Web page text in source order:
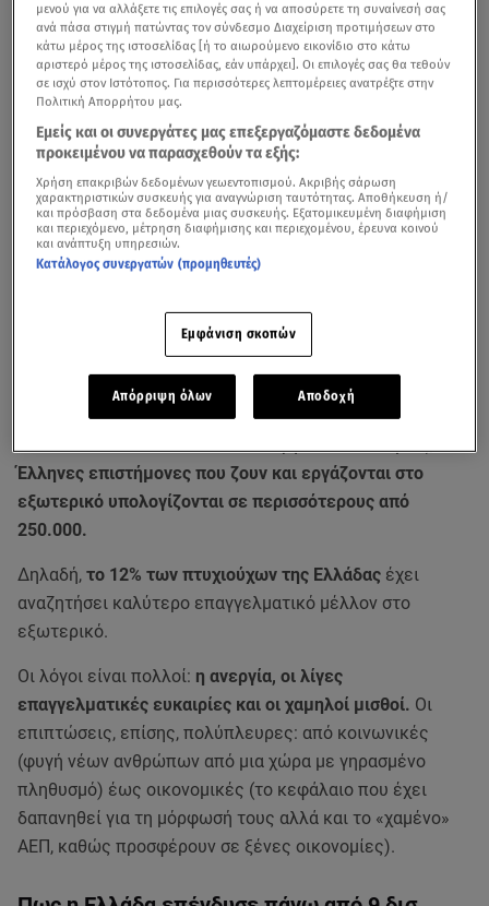
Φανταστείτε μια πόλη, λίγο μικρότερη σε πληθυσμό από
την Πάτρα, στην οποία κατοικούν μονάχα επιστήμονες.
Αφαιρέστε την από τον χάρτη και έχετε μια εικόνα για
τομέγεθος του brain drain, δηλαδή της φυγής των
επιστημόνων στο εξωτερικό, που υφίσταται η Ελλάδα,
Σύμφωνα με τα στοιχεία που παρουσίασε πρόσφατα
ενώπιον της ειδικής μόνιμης κοινοβουλευτικής
επιτροπής Ελληνισμού της Διασποράς, ο Θεολόγος
Λαμπριανίδης, γενικός γραμματέας Στρατηγικών και
Ιδιωτικών Επενδύσεων του υπουργείου Οικονομίας,οι
Έλληνες επιστήμονες που ζουν και εργάζονται στο
εξωτερικό υπολογίζονται σε περισσότερους από
250.000.
Δηλαδή, το 12% των πτυχιούχων της Ελλάδας έχει
αναζητήσει καλύτερο επαγγελματικό μέλλον στο
εξωτερικό.
Οι λόγοι είναι πολλοί: η ανεργία, οι λίγες
επαγγελματικές ευκαιρίες και οι χαμηλοί μισθοί. Οι
επιπτώσεις, επίσης, πολύπλευρες: από κοινωνικές
(φυγή νέων ανθρώπων από μια χώρα με γηρασμένο
πληθυσμό) έως οικονομικές (το κεφάλαιο που έχει
δαπανηθεί για τη μόρφωσή τους αλλά και το «χαμένο»
ΑΕΠ, καθώς προσφέρουν σε ξένες οικονομίες).
μενού για να αλλάξετε τις επιλογές σας ή να αποσύρετε τη συναίνεσή σας
ανά πάσα στιγμή πατώντας τον σύνδεσμο Διαχείριση προτιμήσεων στο
κάτω μέρος της ιστοσελίδας [ή το αιωρούμενο εικονίδιο στο κάτω
αριστερό μέρος της ιστοσελίδας, εάν υπάρχει]. Οι επιλογές σας θα τεθούν
σε ισχύ στον Ιστότοπος. Για περισσότερες λεπτομέρειες ανατρέξτε στην
Πολιτική Απορρήτου μας.
Εμείς και οι συνεργάτες μας επεξεργαζόμαστε δεδομένα
προκειμένου να παρασχεθούν τα εξής:
Χρήση επακριβών δεδομένων γεωεντοπισμού. Ακριβής σάρωση
χαρακτηριστικών συσκευής για αναγνώριση ταυτότητας. Αποθήκευση ή/
και πρόσβαση στα δεδομένα μιας συσκευής. Εξατομικευμένη διαφήμιση
και περιεχόμενο, μέτρηση διαφήμισης και περιεχομένου, έρευνα κοινού
και ανάπτυξη υπηρεσιών.
Κατάλογος συνεργατών (προμηθευτές)
Εμφάνιση σκοπών
Απόρριψη όλων Αποδοχή